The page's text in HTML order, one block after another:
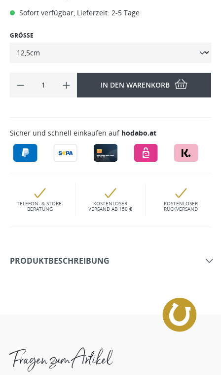
Sofort verfügbar, Lieferzeit: 2-5 Tage
GRÖSSE
IN DEN WARENKORB
Sicher und schnell einkaufen auf hodabo.at
TELEFON- & STORE-
BERATUNG
KOSTENLOSER
VERSAND AB 150 €
KOSTENLOSER
RÜCKVERSAND
PRODUKTBESCHREIBUNG
Fragen zum Artikel